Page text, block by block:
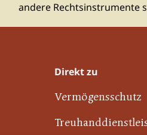
andere Rechtsinstrumente
Direkt zu
Vermögensschutz